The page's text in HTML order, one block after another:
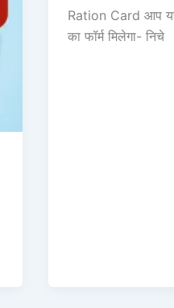
Ration Card आप
का फॉर्म मिलेगा- निचे